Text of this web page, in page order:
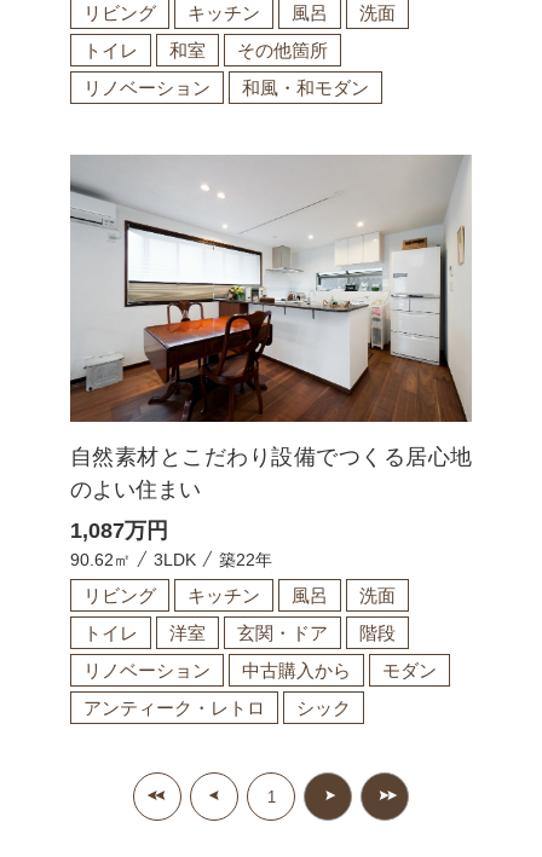
リビング キッチン 風呂
洗面
トイレ
和室
その他箇所
リノベーション
和風・和モダン
自然素材とこだわり設備でつくる居心地
のよい住まい
1,087万円
90.62㎡ 3LDK 築22年
リビング キッチン 風呂
洗面
トイレ
洋室 玄関・ドア
階段
リノベーション
中古購入から
モダン
アンティーク・レトロ
シック
1